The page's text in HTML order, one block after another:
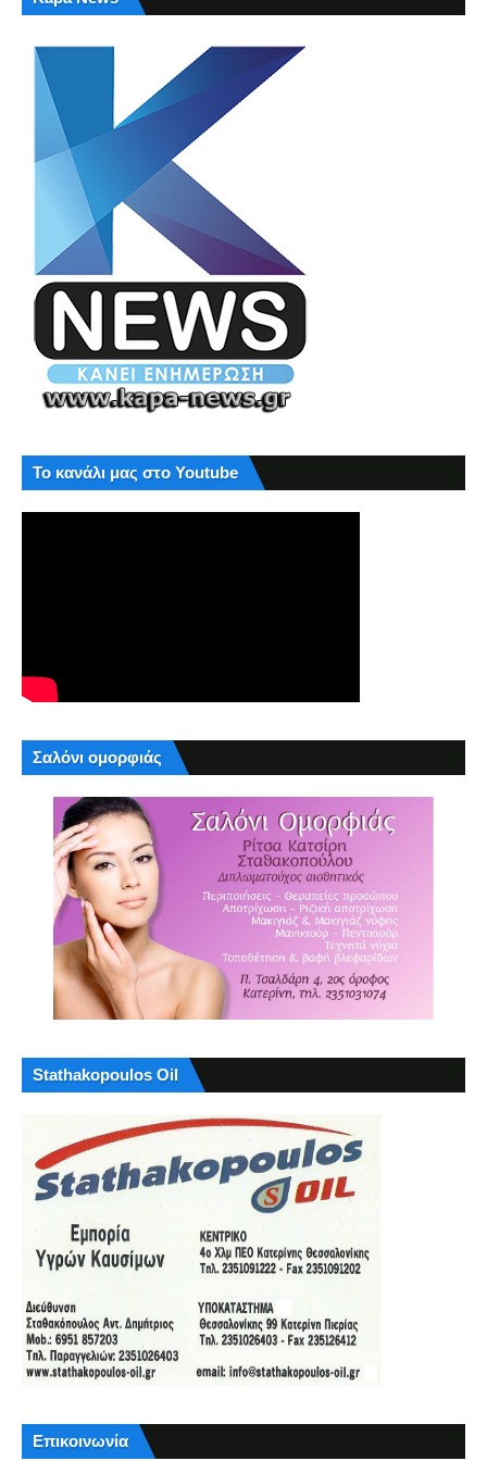
Το κανάλι μας στο Youtube
Σαλόνι ομορφιάς
Stathakopoulos Oil
Επικοινωνία